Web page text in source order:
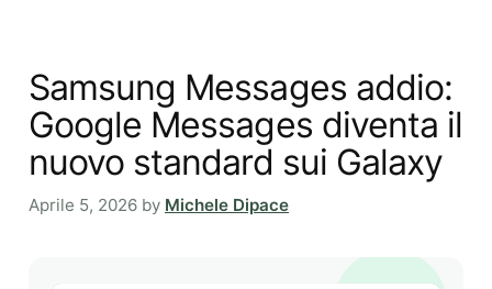
Samsung Messages addio:
Google Messages diventa il
nuovo standard sui Galaxy
Aprile 5, 2026 by Michele Dipace